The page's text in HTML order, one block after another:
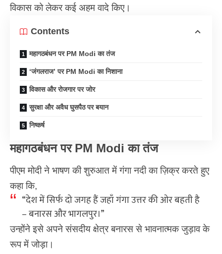
विकास को लेकर कई अहम वादे किए।
Contents
महागठबंधन पर PM Modi का तंज
‘जंगलराज’ पर PM Modi का निशाना
विकास और रोजगार पर जोर
सुरक्षा और अवैध घुसपैठ पर बयान
निष्कर्ष
महागठबंधन पर PM Modi का तंज
पीएम मोदी ने भाषण की शुरुआत में गंगा नदी का ज़िक्र करते हुए
कहा कि,
“देश में सिर्फ दो जगह हैं जहाँ गंगा उत्तर की ओर बहती है
– बनारस और भागलपुर।”
उन्होंने इसे अपने संसदीय क्षेत्र बनारस से भावनात्मक जुड़ाव के
रूप में जोड़ा।